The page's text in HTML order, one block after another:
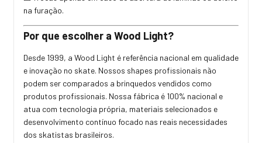
na furação.
Por que escolher a Wood Light?
Desde 1999, a Wood Light é referência nacional em qualidade
e inovação no skate. Nossos shapes profissionais não
podem ser comparados a brinquedos vendidos como
produtos profissionais. Nossa fábrica é 100% nacional e
atua com tecnologia própria, materiais selecionados e
desenvolvimento contínuo focado nas reais necessidades
dos skatistas brasileiros.